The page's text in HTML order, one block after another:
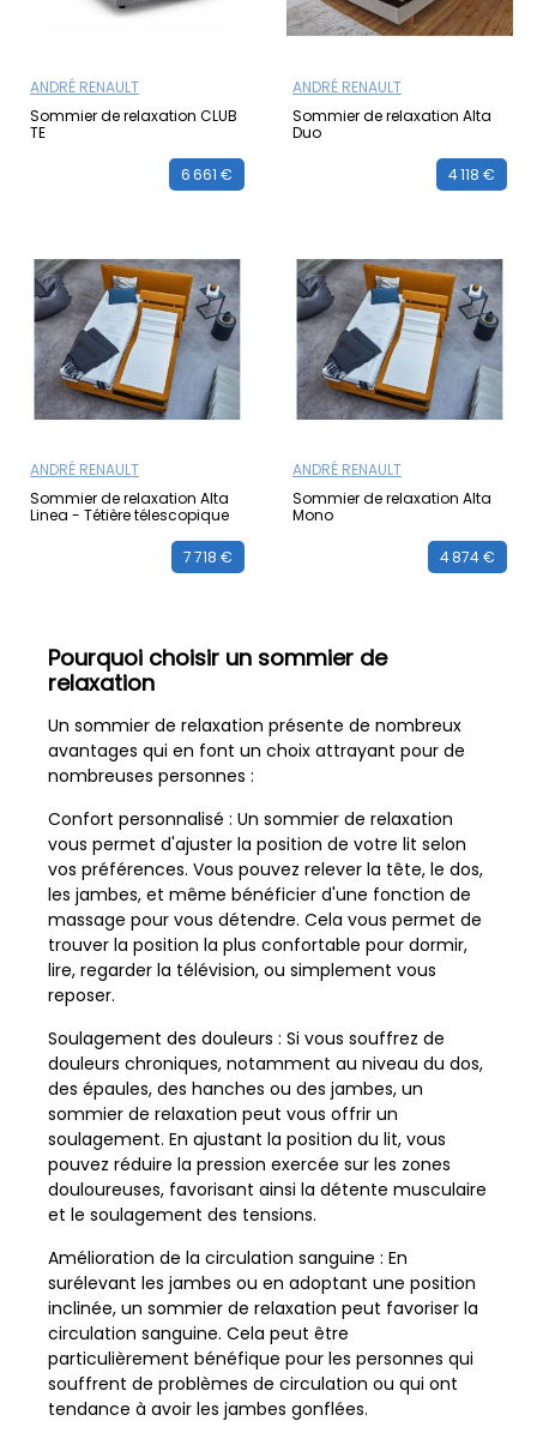
ANDRÉ RENAULT
Sommier de relaxation CLUB
TE
6 661 €
ANDRÉ RENAULT
Sommier de relaxation Alta
Duo
4 118 €
ANDRÉ RENAULT
Sommier de relaxation Alta
Linea - Tétière télescopique
7 718 €
ANDRÉ RENAULT
Sommier de relaxation Alta
Mono
4 874 €
Pourquoi choisir un sommier de
relaxation
Un sommier de relaxation présente de nombreux
avantages qui en font un choix attrayant pour de
nombreuses personnes :
Confort personnalisé : Un sommier de relaxation
vous permet d'ajuster la position de votre lit selon
vos préférences. Vous pouvez relever la tête, le dos,
les jambes, et même bénéficier d'une fonction de
massage pour vous détendre. Cela vous permet de
trouver la position la plus confortable pour dormir,
lire, regarder la télévision, ou simplement vous
reposer.
Soulagement des douleurs : Si vous souffrez de
douleurs chroniques, notamment au niveau du dos,
des épaules, des hanches ou des jambes, un
sommier de relaxation peut vous offrir un
soulagement. En ajustant la position du lit, vous
pouvez réduire la pression exercée sur les zones
douloureuses, favorisant ainsi la détente musculaire
et le soulagement des tensions.
Amélioration de la circulation sanguine : En
surélevant les jambes ou en adoptant une position
inclinée, un sommier de relaxation peut favoriser la
circulation sanguine. Cela peut être
particulièrement bénéfique pour les personnes qui
souffrent de problèmes de circulation ou qui ont
tendance à avoir les jambes gonflées.